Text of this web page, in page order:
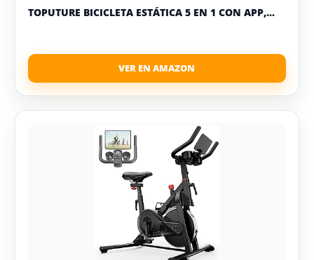
TOPUTURE BICICLETA ESTÁTICA 5 EN 1 CON APP,...